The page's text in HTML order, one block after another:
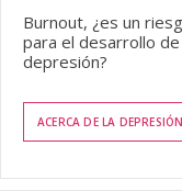
Burnout, ¿es un
para el desarrollo de
depresión?
ACERCA DE LA DEPRESIÓN